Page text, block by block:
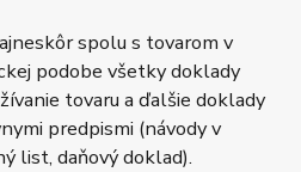
spolu s tovarom v
podobe všetky doklady
tovaru a ďalšie doklady
predpismi (návody v
list, daňový doklad).